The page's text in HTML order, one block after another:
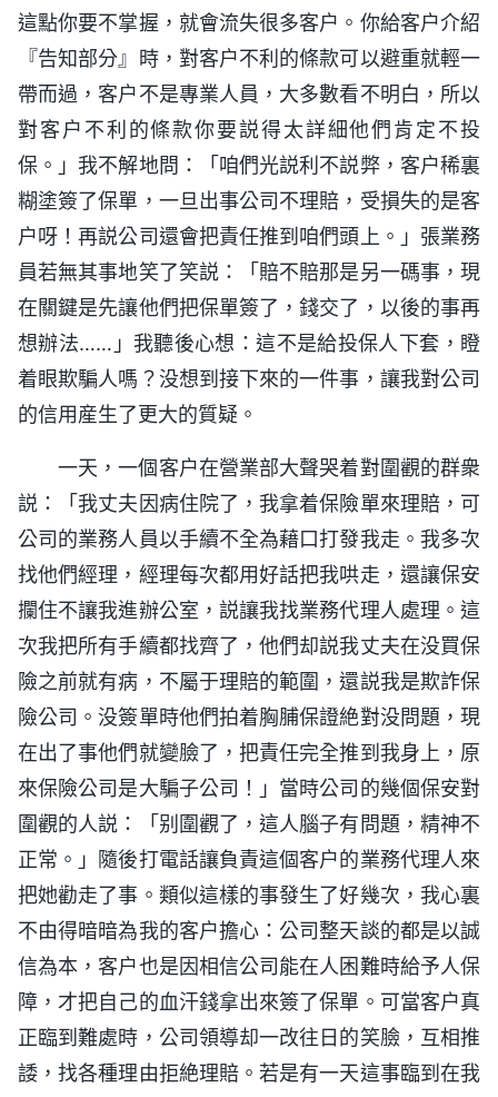
這點你要不掌握，就會流失很多客户。你給客户介紹
『告知部分』時，對客户不利的條款可以避重就輕一
帶而過，客户不是專業人員，大多數看不明白，所以
對客户不利的條款你要説得太詳細他們肯定不投
保。」我不解地問：「咱們光説利不説弊，客户稀裏
糊塗簽了保單，一旦出事公司不理賠，受損失的是客
户呀！再説公司還會把責任推到咱們頭上。」張業務
員若無其事地笑了笑説：「賠不賠那是另一碼事，現
在關鍵是先讓他們把保單簽了，錢交了，以後的事再
想辦法……」我聽後心想：這不是給投保人下套，瞪
着眼欺騙人嗎？没想到接下來的一件事，讓我對公司
的信用産生了更大的質疑。
一天，一個客户在營業部大聲哭着對圍觀的群衆
説：「我丈夫因病住院了，我拿着保險單來理賠，可
公司的業務人員以手續不全為藉口打發我走。我多次
找他們經理，經理每次都用好話把我哄走，還讓保安
攔住不讓我進辦公室，説讓我找業務代理人處理。這
次我把所有手續都找齊了，他們却説我丈夫在没買保
險之前就有病，不屬于理賠的範圍，還説我是欺詐保
險公司。没簽單時他們拍着胸脯保證絶對没問題，現
在出了事他們就變臉了，把責任完全推到我身上，原
來保險公司是大騙子公司！」當時公司的幾個保安對
圍觀的人説：「别圍觀了，這人腦子有問題，精神不
正常。」隨後打電話讓負責這個客户的業務代理人來
把她勸走了事。類似這樣的事發生了好幾次，我心裏
不由得暗暗為我的客户擔心：公司整天談的都是以誠
信為本，客户也是因相信公司能在人困難時給予人保
障，才把自己的血汗錢拿出來簽了保單。可當客户真
正臨到難處時，公司領導却一改往日的笑臉，互相推
諉，找各種理由拒絶理賠。若是有一天這事臨到在我